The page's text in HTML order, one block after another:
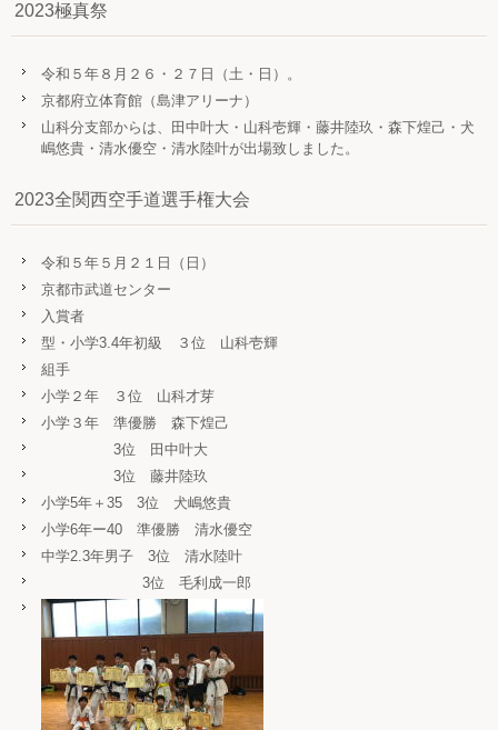
2023極真祭
令和５年８月２６・２７日（土・日）。
京都府立体育館（島津アリーナ）
山科分支部からは、田中叶大・山科壱輝・藤井陸玖・森下煌己・犬
嶋悠貴・清水優空・清水陸叶が出場致しました。
2023全関西空手道選手権大会
令和５年５月２１日（日）
京都市武道センター
入賞者
型・小学3.4年初級 ３位 山科壱輝
組手
小学２年 ３位 山科才芽
小学３年 準優勝 森下煌己
3位 田中叶大
3位 藤井陸玖
小学5年＋35 3位 犬嶋悠貴
小学6年ー40 準優勝 清水優空
中学2.3年男子 3位 清水陸叶
3位 毛利成一郎